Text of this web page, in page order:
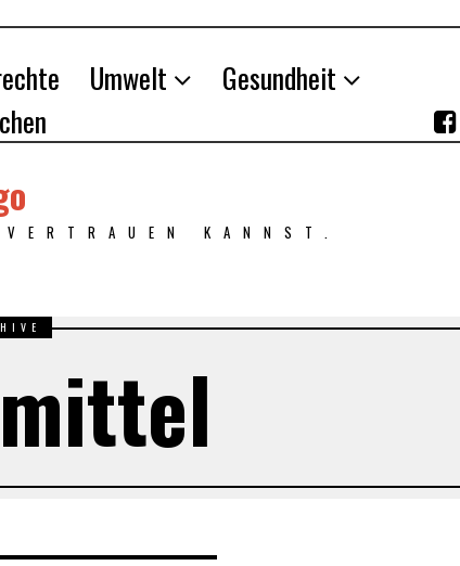
Umwelt
Gesundheit
KANNST.